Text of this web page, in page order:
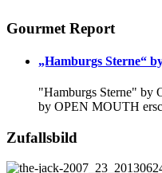
Gourmet Report
„Hamburgs Sterne“
"Hamburgs Sterne" by
by OPEN MOUTH
Zufallsbild